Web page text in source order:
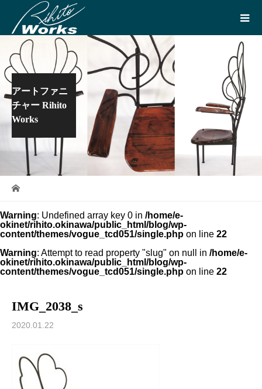
アートファニ
チャー Rihito
Works
Warning: Undefined array key 0 in /home/e-
okinet/rihito.okinawa/public_html/blog/wp-
content/themes/vogue_tcd051/single.php on line 22
Warning: Attempt to read property "slug" on null in /home/e-
okinet/rihito.okinawa/public_html/blog/wp-
content/themes/vogue_tcd051/single.php on line 22
IMG_2038_s
2020.01.22